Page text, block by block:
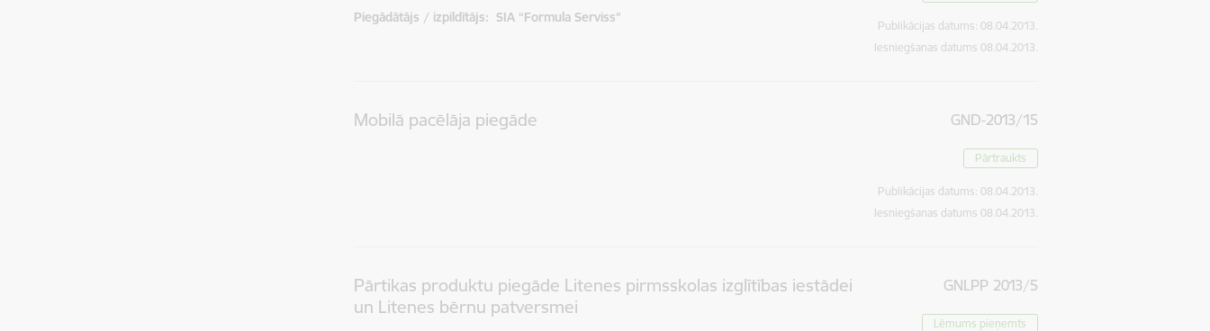
Piegādātājs / izpildītājs: SIA “Formula Serviss”
Publikācijas datums: 08.04.2013.
Iesniegšanas datums 08.04.2013.
Mobilā pacēlāja piegāde GND-2013/15
Pārtraukts
Publikācijas datums: 08.04.2013.
Iesniegšanas datums 08.04.2013.
Pārtikas produktu piegāde Litenes pirmsskolas izglītības iestādei
un Litenes bērnu patversmei
GNLPP 2013/5
Lēmums pieņemts